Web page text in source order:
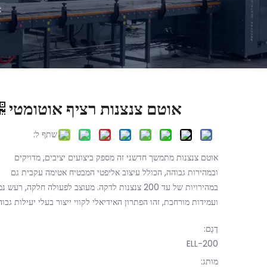
אוטם צנצנות רציף אוטומטי
שתף ל:
אוטם צנצנות מתמשך חדשני זה מספק ביצועים יציבים, מדויקים
ובמהירות גבוהה, הכולל עיצוב אליפטי המבטיח אטימה עקבית גם
במהירויות של עד 200 צנצנות לדקה. מעוצב לפעולה חלקה, רעש
ועמידות מורחבת, זהו הפתרון האידיאלי לקווי ייצור בעלי יעילות
דֶגֶם:
ELL-200
מותג: